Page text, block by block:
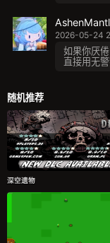
2026-05-24
如果你厌
直接用无
随机推荐
深空遗物